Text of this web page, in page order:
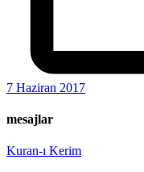
7 Haziran 2017
mesajlar
Kuran-ı Kerim